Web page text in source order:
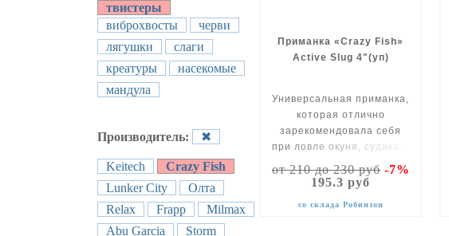
твистеры
виброхвосты
черви
лягушки
слаги
креатуры
насекомые
мандула
Производитель: ✖
Keitech
Crazy Fish
Lunker City
Олта
Relax
Frapp
Milmax
Abu Garcia
Storm
Приманка «Crazy Fish»
Active Slug 4"(уп)
Универсальная приманка,
которая отлично
зарекомендовала себя
при ловле окуня, судака и
щуки!
от 210 до 230 руб-7%
195.3 руб
со склада Робинзон